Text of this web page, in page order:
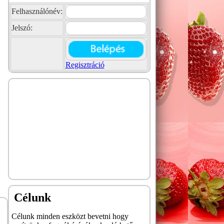
Felhasználónév:
Jelszó:
Regisztráció
Célunk
Célunk minden eszközt bevetni hogy